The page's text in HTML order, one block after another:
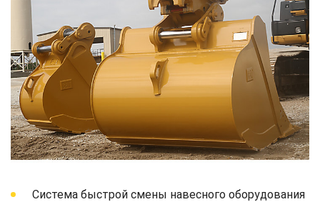
Система быстрой смены навесного оборудования